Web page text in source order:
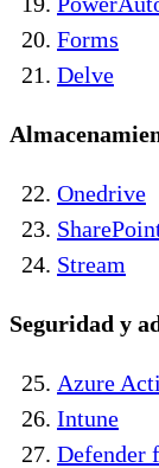
Forms
Delve
Onedrive
Stream
Seguridad y
Azure
Intune
Defender